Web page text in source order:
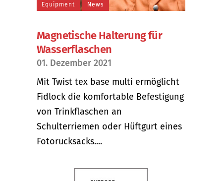
Equipment News
Magnetische Halterung für
Wasserflaschen
01. Dezember 2021
Mit Twist tex base multi ermöglicht
Fidlock die komfortable Befestigung
von Trinkflaschen an
Schulterriemen oder Hüftgurt eines
Fotorucksacks....